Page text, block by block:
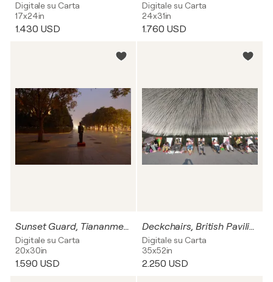
Digitale su Carta
17x24in
1.430 USD
Digitale su Carta
24x31in
1.760 USD
Sunset Guard, Tiananmen Square, Beijing, China
Digitale su Carta
20x30in
1.590 USD
Deckchairs, British Pavilion, Expo, Shanghai, China
Digitale su Carta
35x52in
2.250 USD